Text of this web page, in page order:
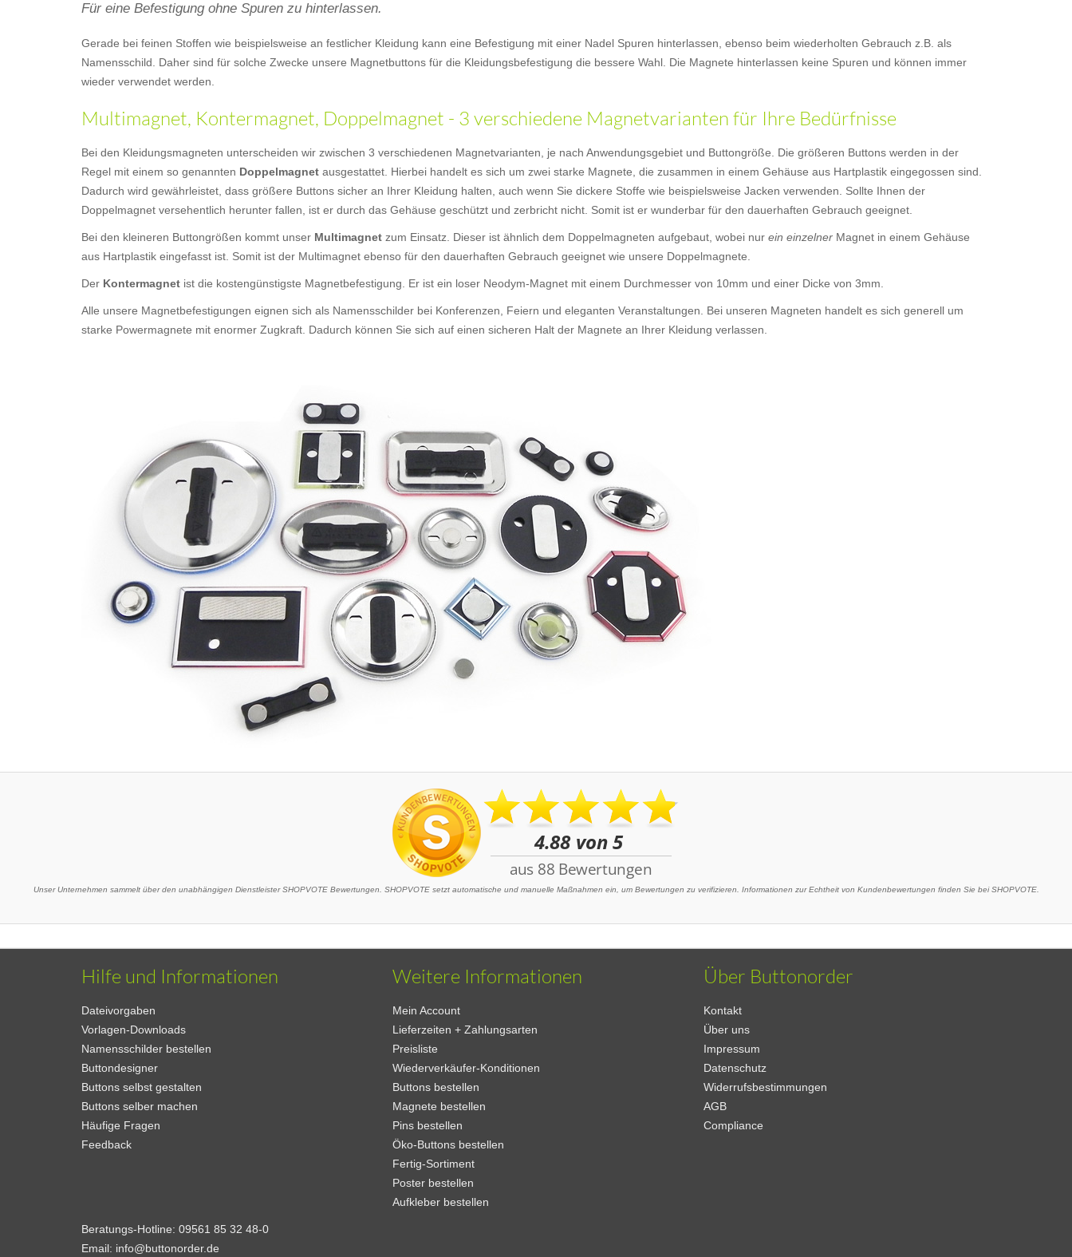
Für eine Befestigung ohne Spuren zu hinterlassen.
Gerade bei feinen Stoffen wie beispielsweise an festlicher Kleidung kann eine Befestigung mit einer Nadel Spuren hinterlassen, ebenso beim wiederholten Gebrauch z.B. als
Namensschild. Daher sind für solche Zwecke unsere Magnetbuttons für die Kleidungsbefestigung die bessere Wahl. Die Magnete hinterlassen keine Spuren und können immer
wieder verwendet werden.
Multimagnet, Kontermagnet, Doppelmagnet - 3 verschiedene Magnetvarianten für Ihre Bedürfnisse
Bei den Kleidungsmagneten unterscheiden wir zwischen 3 verschiedenen Magnetvarianten, je nach Anwendungsgebiet und Buttongröße. Die größeren Buttons werden in der
Regel mit einem so genannten Doppelmagnet ausgestattet. Hierbei handelt es sich um zwei starke Magnete, die zusammen in einem Gehäuse aus Hartplastik eingegossen sind.
Dadurch wird gewährleistet, dass größere Buttons sicher an Ihrer Kleidung halten, auch wenn Sie dickere Stoffe wie beispielsweise Jacken verwenden. Sollte Ihnen der
Doppelmagnet versehentlich herunter fallen, ist er durch das Gehäuse geschützt und zerbricht nicht. Somit ist er wunderbar für den dauerhaften Gebrauch geeignet.
Bei den kleineren Buttongrößen kommt unser Multimagnet zum Einsatz. Dieser ist ähnlich dem Doppelmagneten aufgebaut, wobei nur ein einzelner Magnet in einem Gehäuse
aus Hartplastik eingefasst ist. Somit ist der Multimagnet ebenso für den dauerhaften Gebrauch geeignet wie unsere Doppelmagnete.
Der Kontermagnet ist die kostengünstigste Magnetbefestigung. Er ist ein loser Neodym-Magnet mit einem Durchmesser von 10mm und einer Dicke von 3mm.
Alle unsere Magnetbefestigungen eignen sich als Namensschilder bei Konferenzen, Feiern und eleganten Veranstaltungen. Bei unseren Magneten handelt es sich generell um
starke Powermagnete mit enormer Zugkraft. Dadurch können Sie sich auf einen sicheren Halt der Magnete an Ihrer Kleidung verlassen.
Unser Unternehmen sammelt über den unabhängigen Dienstleister SHOPVOTE Bewertungen. SHOPVOTE setzt automatische und manuelle Maßnahmen ein, um Bewertungen zu verifizieren. Informationen zur Echtheit von Kundenbewertungen finden Sie bei SHOPVOTE.
Hilfe und Informationen
Dateivorgaben
Vorlagen-Downloads
Namensschilder bestellen
Buttondesigner
Buttons selbst gestalten
Buttons selber machen
Häufige Fragen
Feedback
Weitere Informationen
Mein Account
Lieferzeiten + Zahlungsarten
Preisliste
Wiederverkäufer-Konditionen
Buttons bestellen
Magnete bestellen
Pins bestellen
Öko-Buttons bestellen
Fertig-Sortiment
Poster bestellen
Aufkleber bestellen
Über Buttonorder
Kontakt
Über uns
Impressum
Datenschutz
Widerrufsbestimmungen
AGB
Compliance
Beratungs-Hotline: 09561 85 32 48-0
Email: info@buttonorder.de